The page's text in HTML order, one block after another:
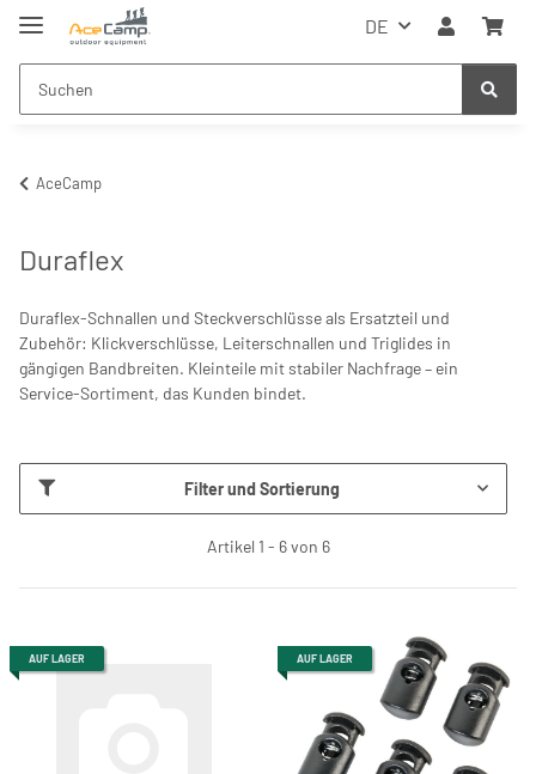
DE
AceCamp
Duraflex
Duraflex-Schnallen und Steckverschlüsse als Ersatzteil und
Zubehör: Klickverschlüsse, Leiterschnallen und Triglides in
gängigen Bandbreiten. Kleinteile mit stabiler Nachfrage – ein
Service-Sortiment, das Kunden bindet.
Filter und Sortierung
Artikel 1 - 6 von 6
AUF LAGER AUF LAGER